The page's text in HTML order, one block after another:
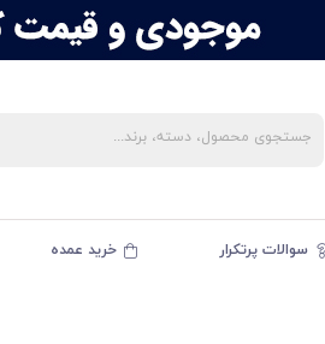
سوالات پرتکرار خرید عمده